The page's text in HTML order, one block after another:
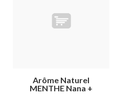
Arôme Naturel
MENTHE Nana +